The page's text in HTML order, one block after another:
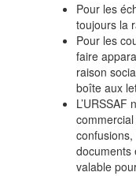
Pour les
toujours la
Pour les
faire
raison
boîte aux
commercial
documents
valable